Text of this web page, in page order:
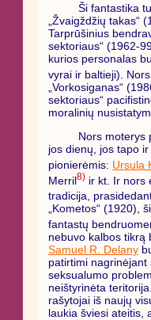
Ši fantastika
„Žvaigždžių takas“
Tarprūšinius
sektoriaus“ (1962-
kurios personalas
vyrai ir baltieji).
„Vorkosiganas“
sektoriaus“
moralinių
Nors moterys
jos dienų, jos tapo
pionierėmis: Ursula
Merril8)ir kt. Ir nors
tradicija,
„Kometos“ (1920),
fantastų
nebuvo kalbos tikrą
Samuel R. Delany
patirtimi
seksualumo
neištyrinėta
rašytojai iš naujų
laukia šviesi ateitis,